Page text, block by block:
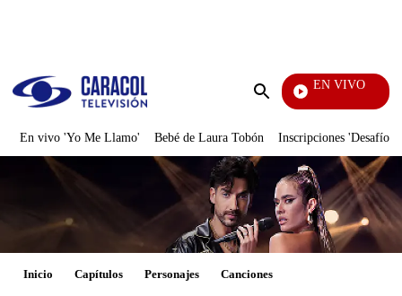
Enviar
EN VIVO
En vivo 'Yo Me Llamo' Bebé de Laura Tobón Inscripciones 'Desafío'
Inicio Capítulos Personajes Canciones